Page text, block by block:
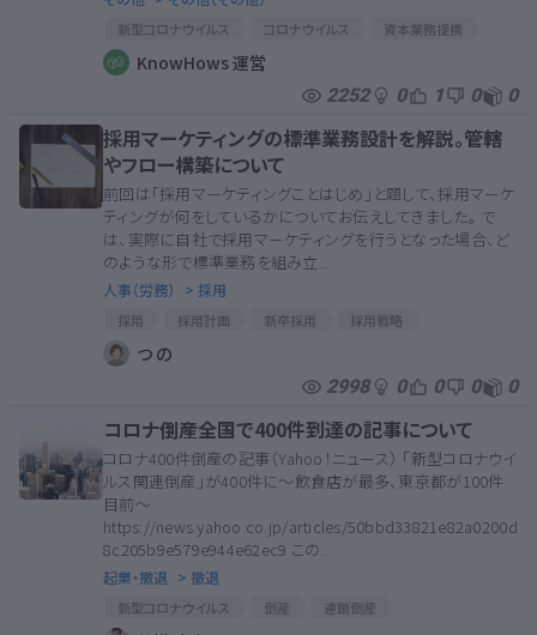
新型コロナウイルス コロナウイルス
資本業務提携
アフターコロナ
KnowHows
KnowHows公式
コロナウィルスによる経済対策
YOROZUYAJAPAN
KnowHows 運営
2252 0 1 0 0
採用マーケティングの標準業務設計を解説。管轄
やフロー構築について
前回は「採用マーケティングことはじめ」と題して、採用マーケ
ティングが何をしているかについてお伝えしてきました。 で
は、実際に自社で採用マーケティングを行うとなった場合、ど
のような形で標準業務を組み立...
人事（労務） > 採用
採用 採用計画 新卒採用
採用戦略
中途採用
採用戦略
つ の
2998 0 0 0 0
コロナ倒産全国で400件到達の記事について
コロナ400件倒産の記事（Yahoo！ニュース） 「新型コロナウイ
ルス関連倒産」が400件に～飲食店が最多、東京都が100件
目前～
https://news.yahoo.co.jp/articles/50bbd33821e82a0200d
8c205b9e579e944e62ec9 この...
起業・撤退 > 撤退
新型コロナウイルス 倒産
連鎖倒産